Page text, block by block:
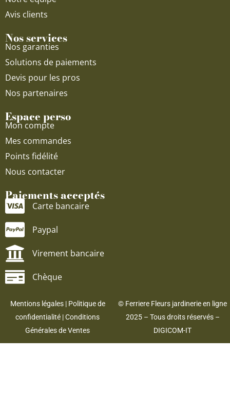
Avis clients
Nos services
Nos garanties
Solutions de paiements
Devis pour les pros
Nos partenaires
Espace perso
Mon compte
Mes commandes
Points fidélité
Nous contacter
Paiements acceptés
Carte bancaire
Paypal
Virement bancaire
Chèque
Mentions légales| Politique de
confidentialité |Conditions
Générales de Ventes
© Ferriere Fleurs jardinerie en ligne
2025 – Tous droits réservés –
DIGICOM-IT